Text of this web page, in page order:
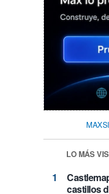
LO MÁS
castillos